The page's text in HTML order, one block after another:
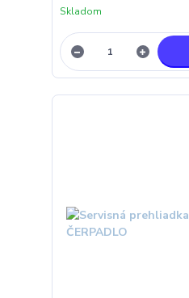
Skladom